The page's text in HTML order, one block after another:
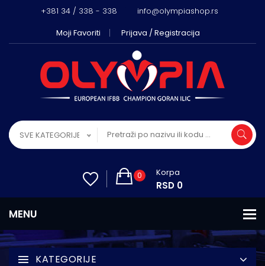
+381 34 / 338 - 338
info@olympiashop.rs
Moji Favoriti
Prijava / Registracija
SVE KATEGORIJE
0 Korpa
RSD 0
KATEGORIJE